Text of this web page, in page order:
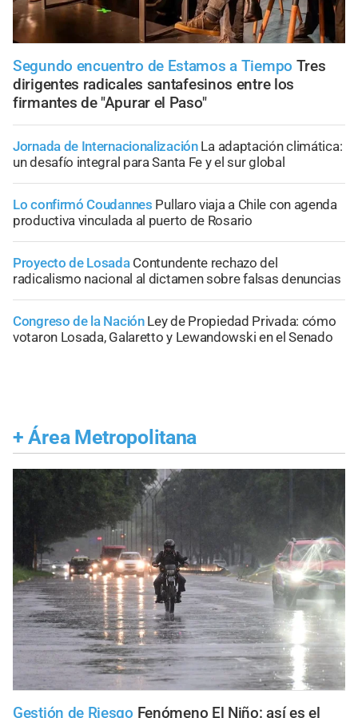
Segundo encuentro de Estamos a Tiempo Tres
dirigentes radicales santafesinos entre los
firmantes de "Apurar el Paso"
Jornada de Internacionalización La adaptación climática:
un desafío integral para Santa Fe y el sur global
Lo confirmó Coudannes Pullaro viaja a Chile con agenda
productiva vinculada al puerto de Rosario
Proyecto de Losada Contundente rechazo del
radicalismo nacional al dictamen sobre falsas denuncias
Congreso de la Nación Ley de Propiedad Privada: cómo
votaron Losada, Galaretto y Lewandowski en el Senado
+ Área Metropolitana
Gestión de Riesgo Fenómeno El Niño: así es el